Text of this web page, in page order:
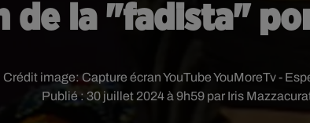
de la "fadista"
Publié : 30 juillet 2024 à 9h59 par Iris
Crédit image: Capture écran YouTube YouMoreTv -